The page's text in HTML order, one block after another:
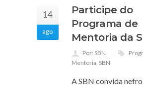
14
ago
Participe do
Programa de
Mentoria da
Por: SBN
Mentoria, SBN
A SBN convida